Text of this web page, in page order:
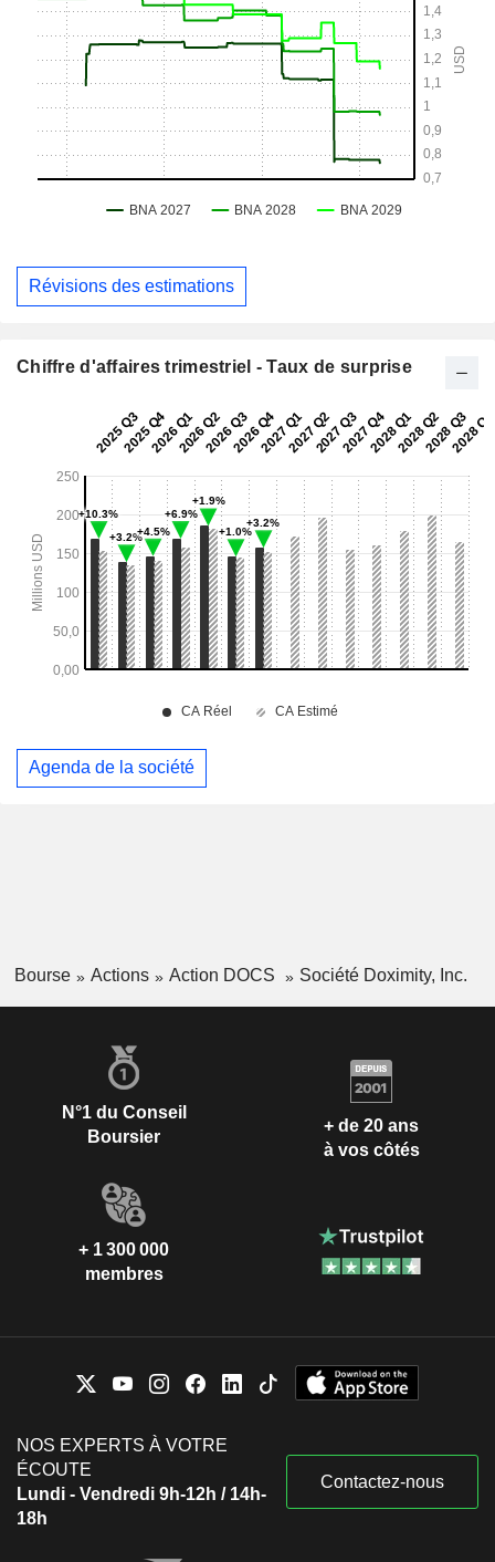
Révisions des estimations
Chiffre d'affaires trimestriel - Taux de surprise
Agenda de la société
Bourse Actions Action DOCS Société Doximity, Inc.
N°1 du Conseil
Boursier
+ de 20 ans
à vos côtés
+ 1 300 000
membres
NOS EXPERTS À VOTRE
ÉCOUTE
Lundi - Vendredi 9h-12h / 14h-
18h
Contactez-nous